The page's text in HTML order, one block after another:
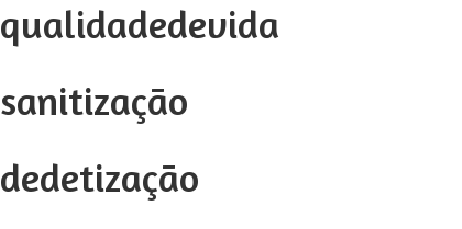
qualidadedevida
sanitização
dedetização